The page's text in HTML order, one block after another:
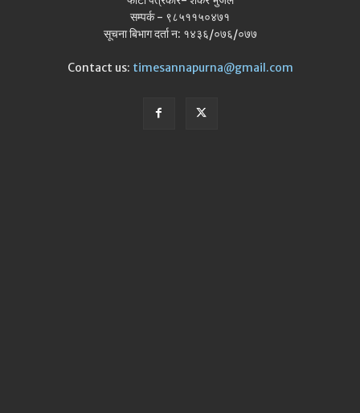
सम्पर्क - ९८५११५०४७१
सूचना बिभाग दर्ता न: १४३६/०७६/०७७
Contact us: timesannapurna@gmail.com